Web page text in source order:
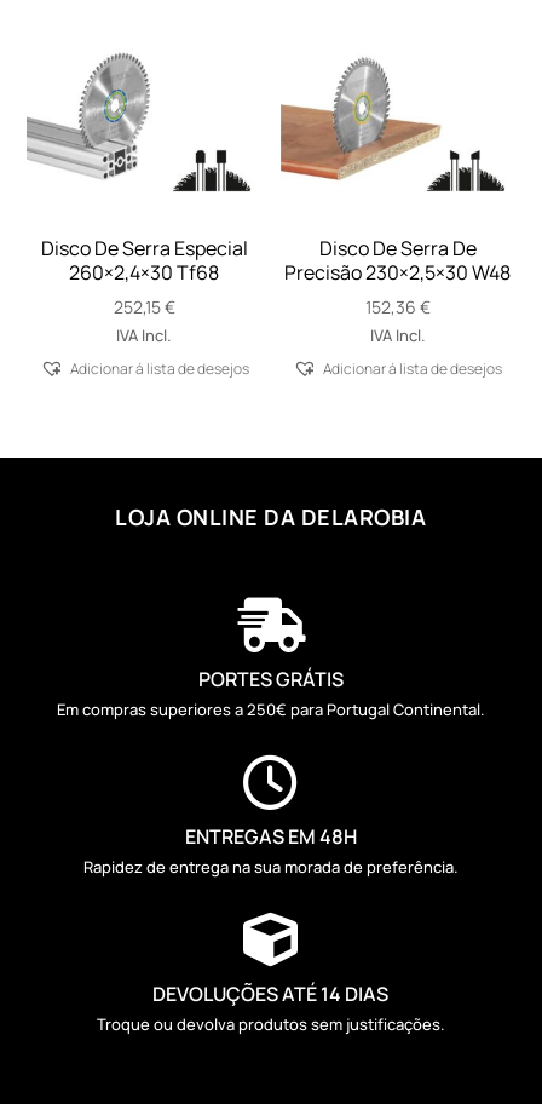
Disco De Serra Especial
260×2,4×30 Tf68
252,15€
IVA Incl.
Adicionar á lista de desejos
Disco De Serra De
Precisão 230×2,5×30 W48
152,36 €
IVA Incl.
Adicionar á lista de desejos
LOJA ONLINE DA DELAROBIA

PORTES GRÁTIS
Em compras superiores a 250€ para Portugal Continental.

ENTREGAS EM 48H
Rapidez de entrega na sua morada de preferência.

DEVOLUÇÕES ATÉ 14 DIAS
Troque ou devolva produtos sem justificações.